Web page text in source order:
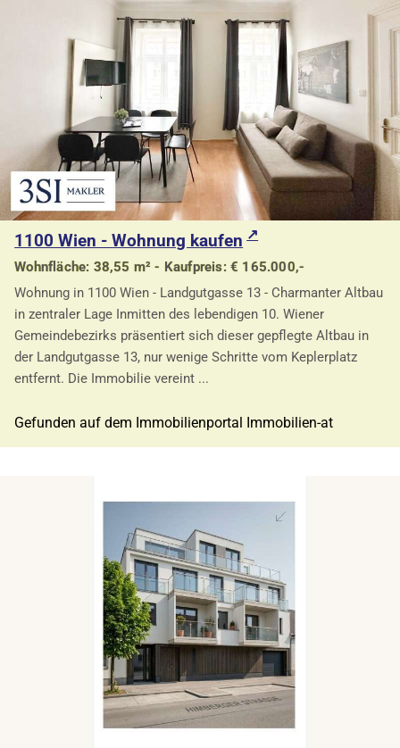
1100 Wien - Wohnung kaufen
Wohnfläche: 38,55 m² - Kaufpreis: € 165.000,-
Wohnung in 1100 Wien - Landgutgasse 13 - Charmanter Altbau
in zentraler Lage Inmitten des lebendigen 10. Wiener
Gemeindebezirks präsentiert sich dieser gepflegte Altbau in
der Landgutgasse 13, nur wenige Schritte vom Keplerplatz
entfernt. Die Immobilie vereint ...
Gefunden auf dem Immobilienportal Immobilien-at